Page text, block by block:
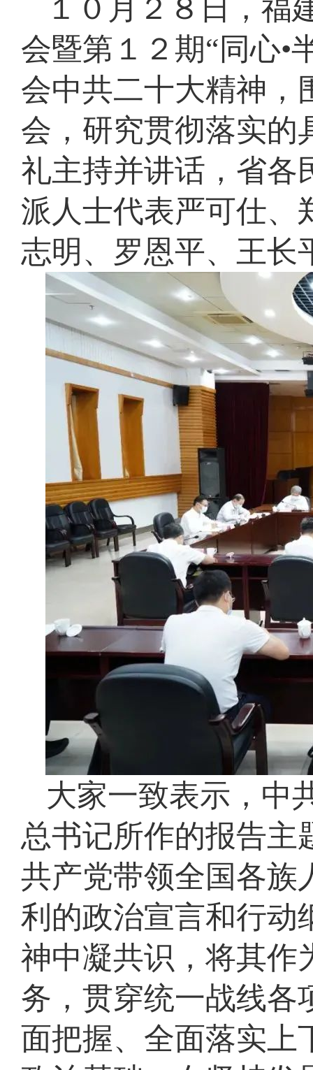
１０月２８日，福
会暨第１２期“同心•
会中共二十大精神，
会，研究贯彻落实的
礼主持并讲话，省各
派人士代表严可仕、
志明、罗恩平、王长
大家一致表示，中
总书记所作的报告主
共产党带领全国各族
利的政治宣言和行动
神中凝共识，将其作
务，贯穿统一战线各
面把握、全面落实上